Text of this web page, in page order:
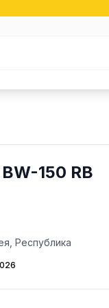
150 RB
Республика